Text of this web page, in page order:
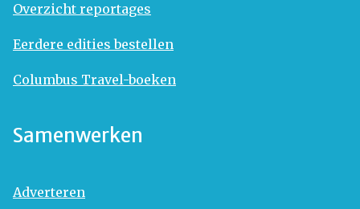
Overzicht reportages
Eerdere edities bestellen
Columbus Travel-boeken
Samenwerken
Adverteren